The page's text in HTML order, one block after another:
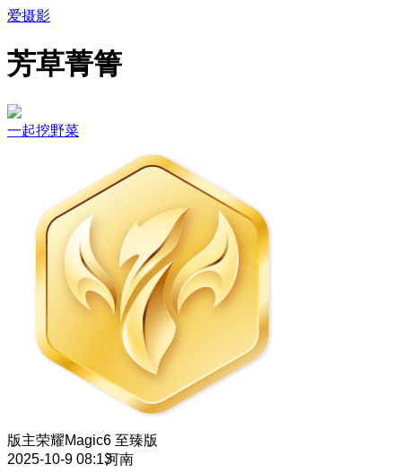
爱摄影
芳草菁箐
一起挖野菜
版主荣耀Magic6 至臻版
2025-10-9 08:13河南